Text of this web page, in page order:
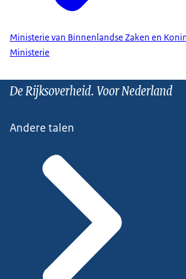
Ministerie van Binnenlandse Zaken en
Ministerie
De Rijksoverheid. Voor Nederland
Andere talen